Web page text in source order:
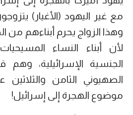
مع غير اليهود (الأغيار)
وهذا الزواج يحرم أبناءهم من
لأن أبناء النساء
الجنسية الإسرائيلية،
موضوع الهجرة إلى إسرائيل!